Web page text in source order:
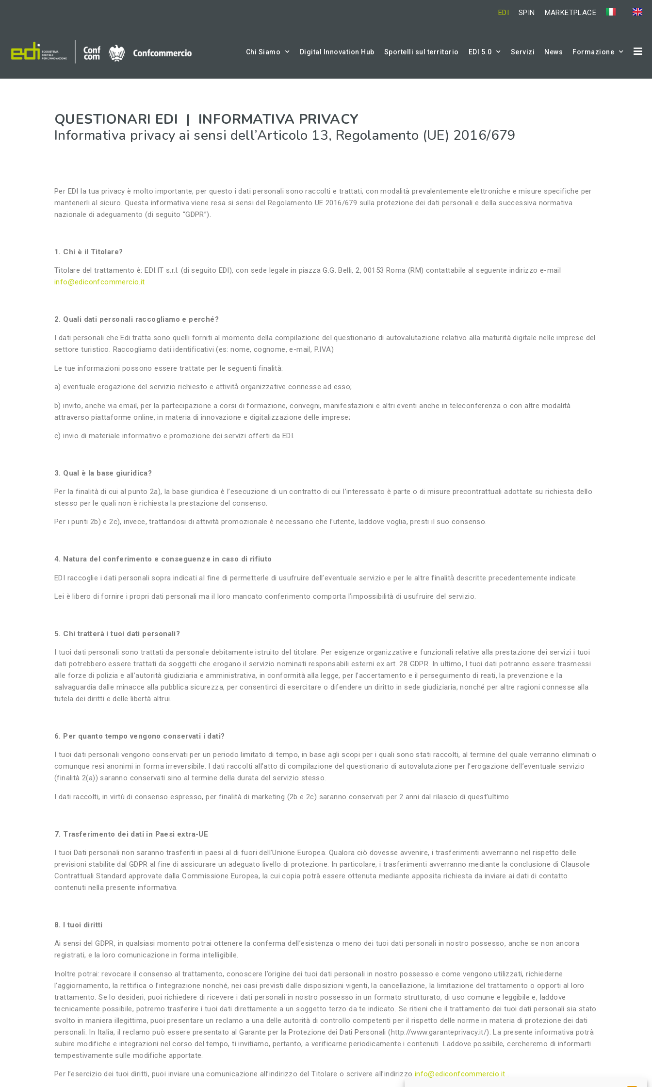
EDI SPIN MARKETPLACE
Chi Siamo Digital Innovation Hub Sportelli sul territorio EDI 5.0 Servizi News Formazione
QUESTIONARI EDI | INFORMATIVA PRIVACY
Informativa privacy ai sensi dell’Articolo 13, Regolamento (UE) 2016/679
Per EDI la tua privacy è molto importante, per questo i dati personali sono raccolti e trattati, con modalità prevalentemente elettroniche e misure specifiche per
mantenerli al sicuro. Questa informativa viene resa si sensi del Regolamento UE 2016/679 sulla protezione dei dati personali e della successiva normativa
nazionale di adeguamento (di seguito “GDPR”).
1. Chi è il Titolare?
Titolare del trattamento è: EDI.IT s.r.l. (di seguito EDI), con sede legale in piazza G.G. Belli, 2, 00153 Roma (RM) contattabile al seguente indirizzo e-mail
info@ediconfcommercio.it
2. Quali dati personali raccogliamo e perché?
I dati personali che Edi tratta sono quelli forniti al momento della compilazione del questionario di autovalutazione relativo alla maturità digitale nelle imprese del
settore turistico. Raccogliamo dati identificativi (es: nome, cognome, e-mail, P.IVA)
Le tue informazioni possono essere trattate per le seguenti finalità:
a) eventuale erogazione del servizio richiesto e attività̀ organizzative connesse ad esso;
b) invito, anche via email, per la partecipazione a corsi di formazione, convegni, manifestazioni e altri eventi anche in teleconferenza o con altre modalità
attraverso piattaforme online, in materia di innovazione e digitalizzazione delle imprese;
c) invio di materiale informativo e promozione dei servizi offerti da EDI.
3. Qual è la base giuridica?
Per la finalità di cui al punto 2a), la base giuridica è l’esecuzione di un contratto di cui l’interessato è parte o di misure precontrattuali adottate su richiesta dello
stesso per le quali non è richiesta la prestazione del consenso.
Per i punti 2b) e 2c), invece, trattandosi di attività promozionale è necessario che l’utente, laddove voglia, presti il suo consenso.
4. Natura del conferimento e conseguenze in caso di rifiuto
EDI raccoglie i dati personali sopra indicati al fine di permetterle di usufruire dell’eventuale servizio e per le altre finalità̀ descritte precedentemente indicate.
Lei è libero di fornire i propri dati personali ma il loro mancato conferimento comporta l’impossibilità di usufruire del servizio.
5. Chi tratterà i tuoi dati personali?
I tuoi dati personali sono trattati da personale debitamente istruito del titolare. Per esigenze organizzative e funzionali relative alla prestazione dei servizi i tuoi
dati potrebbero essere trattati da soggetti che erogano il servizio nominati responsabili esterni ex art. 28 GDPR. In ultimo, I tuoi dati potranno essere trasmessi
alle forze di polizia e all’autorità giudiziaria e amministrativa, in conformità alla legge, per l’accertamento e il perseguimento di reati, la prevenzione e la
salvaguardia dalle minacce alla pubblica sicurezza, per consentirci di esercitare o difendere un diritto in sede giudiziaria, nonché per altre ragioni connesse alla
tutela dei diritti e delle libertà altrui.
6. Per quanto tempo vengono conservati i dati?
I tuoi dati personali vengono conservati per un periodo limitato di tempo, in base agli scopi per i quali sono stati raccolti, al termine del quale verranno eliminati o
comunque resi anonimi in forma irreversibile. I dati raccolti all’atto di compilazione del questionario di autovalutazione per l’erogazione dell’eventuale servizio
(finalità 2(a)) saranno conservati sino al termine della durata del servizio stesso.
I dati raccolti, in virtù di consenso espresso, per finalità di marketing (2b e 2c) saranno conservati per 2 anni dal rilascio di quest’ultimo.
7. Trasferimento dei dati in Paesi extra-UE
I tuoi Dati personali non saranno trasferiti in paesi al di fuori dell’Unione Europea. Qualora ciò dovesse avvenire, i trasferimenti avverranno nel rispetto delle
previsioni stabilite dal GDPR al fine di assicurare un adeguato livello di protezione. In particolare, i trasferimenti avverranno mediante la conclusione di Clausole
Contrattuali Standard approvate dalla Commissione Europea, la cui copia potrà essere ottenuta mediante apposita richiesta da inviare ai dati di contatto
contenuti nella presente informativa.
8. I tuoi diritti
Ai sensi del GDPR, in qualsiasi momento potrai ottenere la conferma dell’esistenza o meno dei tuoi dati personali in nostro possesso, anche se non ancora
registrati, e la loro comunicazione in forma intelligibile.
Inoltre potrai: revocare il consenso al trattamento, conoscere l’origine dei tuoi dati personali in nostro possesso e come vengono utilizzati, richiederne
l’aggiornamento, la rettifica o l’integrazione nonché, nei casi previsti dalle disposizioni vigenti, la cancellazione, la limitazione del trattamento o opporti al loro
trattamento. Se lo desideri, puoi richiedere di ricevere i dati personali in nostro possesso in un formato strutturato, di uso comune e leggibile e, laddove
tecnicamente possibile, potremo trasferire i tuoi dati direttamente a un soggetto terzo da te indicato. Se ritieni che il trattamento dei tuoi dati personali sia stato
svolto in maniera illegittima, puoi presentare un reclamo a una delle autorità di controllo competenti per il rispetto delle norme in materia di protezione dei dati
personali. In Italia, il reclamo può essere presentato al Garante per la Protezione dei Dati Personali (http://www.garanteprivacy.it/). La presente informativa potrà
subire modifiche e integrazioni nel corso del tempo, ti invitiamo, pertanto, a verificarne periodicamente i contenuti. Laddove possibile, cercheremo di informarti
tempestivamente sulle modifiche apportate.
Per l’esercizio dei tuoi diritti, puoi inviare una comunicazione all’indirizzo del Titolare o scrivere all’indirizzo info@ediconfcommercio.it .